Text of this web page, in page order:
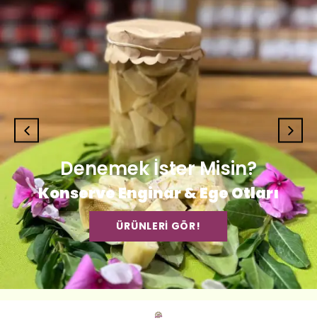
Denemek İster Misin?
Konserve Enginar & Ege Otları
ÜRÜNLERİ GÖR!